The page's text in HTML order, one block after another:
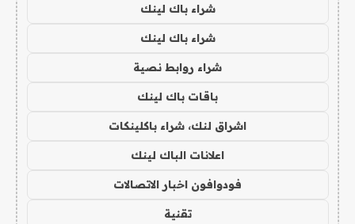
شراء باك لينك
شراء باك لينك
شراء روابط نصية
باقات باك لينك
اشراق لنك، شراء باكلينكات
اعلانات الباك لينك
فودوافون اخبار الاتصالات
تقنية